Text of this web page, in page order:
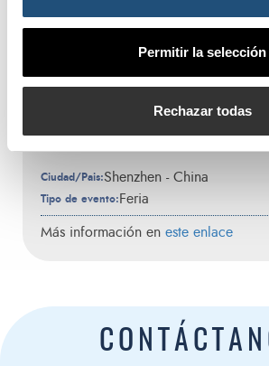
Permitir la selección
Rechazar todas
02 04
CILF
Ciudad/Pais:Shenzhen - China
Tipo de evento: Feria
Más información en este enlace